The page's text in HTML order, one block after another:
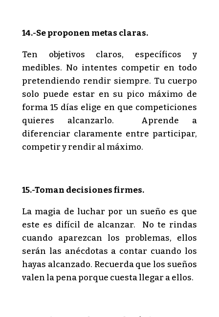
14.-Se proponen metas claras.
Ten objetivos claros, específicos y
medibles. No intentes competir en todo
pretendiendo rendir siempre. Tu cuerpo
solo puede estar en su pico máximo de
forma 15 días elige en que competiciones
quieres alcanzarlo. Aprende a
diferenciar claramente entre participar,
competir y rendir al máximo.
15.-Toman decisiones firmes.
La magia de luchar por un sueño es que
este es difícil de alcanzar. No te rindas
cuando aparezcan los problemas, ellos
serán las anécdotas a contar cuando los
hayas alcanzado. Recuerda que los sueños
valen la pena porque cuesta llegar a ellos.